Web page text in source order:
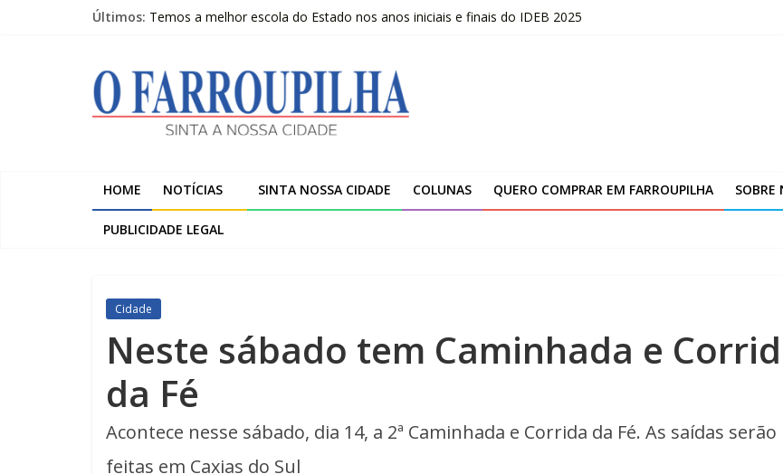
Últimos: Temos a melhor escola do Estado nos anos iniciais e finais do IDEB 2025
A despedida de Heitor Marcelino Arruda
Trombini investe R$ 120 milhões na ampliação da unidade de Farroupilha
O
Farroupilha
Nossa
Cidade
HOME NOTÍCIAS SINTA NOSSA CIDADE COLUNAS QUERO COMPRAR EM FARROUPILHA SOBRE
PUBLICIDADE LEGAL
Cidade
Neste sábado tem Caminhada e
da Fé
Acontece nesse sábado, dia 14, a 2ª Caminhada e Corrida da Fé. As saídas serão
feitas em Caxias do Sul